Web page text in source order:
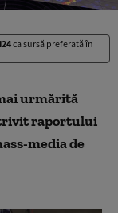
ca sursă preferată în
urmărită
raportului
media de